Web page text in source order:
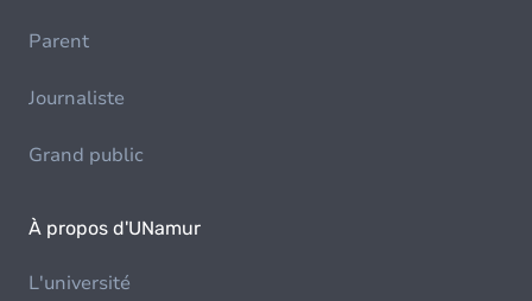
Parent
Journaliste
Grand public
À propos d'UNamur
L'université